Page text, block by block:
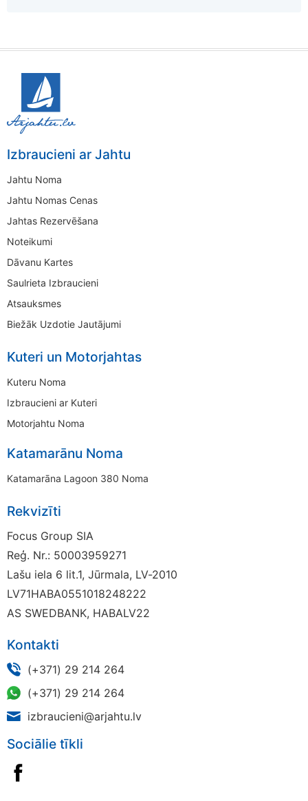
Izbraucieni ar Jahtu
Jahtu Noma
Jahtu Nomas Cenas
Jahtas Rezervēšana
Noteikumi
Dāvanu Kartes
Saulrieta Izbraucieni
Atsauksmes
Biežāk Uzdotie Jautājumi
Kuteri un Motorjahtas
Kuteru Noma
Izbraucieni ar Kuteri
Motorjahtu Noma
Katamarānu Noma
Katamarāna Lagoon 380 Noma
Rekvizīti
Focus Group SIA
Reģ. Nr.: 50003959271
Lašu iela 6 lit.1, Jūrmala, LV-2010
LV71HABA0551018248222
AS SWEDBANK, HABALV22
Kontakti
(+371) 29 214 264
(+371) 29 214 264
izbraucieni@arjahtu.lv
Sociālie tīkli